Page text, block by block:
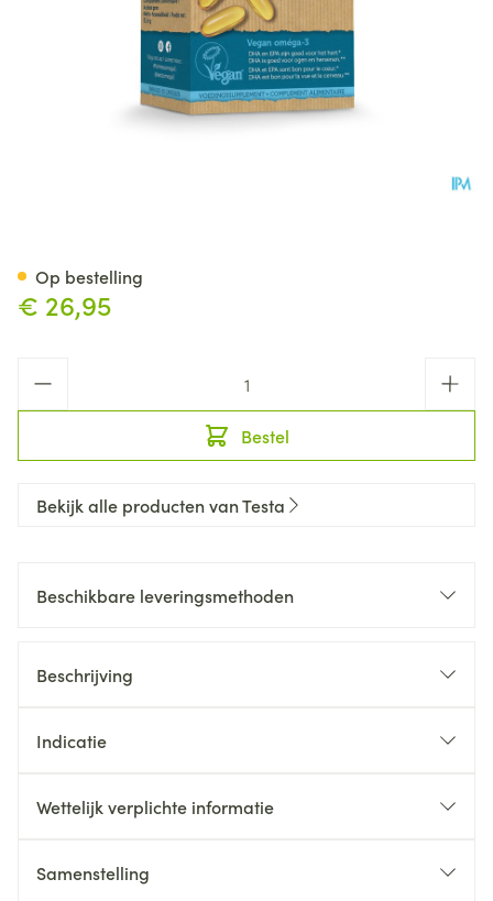
€ 26,95
Bestel
Op bestelling
Bekijk alle producten van Testa
Beschikbare leveringsmethoden
Beschrijving
Indicatie
Wettelijk verplichte informatie
Samenstelling